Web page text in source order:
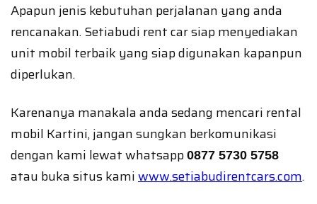
Apapun jenis kebutuhan perjalanan yang anda
rencanakan. Setiabudi rent car siap menyediakan
unit mobil terbaik yang siap digunakan kapanpun
diperlukan.
Karenanya manakala anda sedang mencari rental
mobil Kartini, jangan sungkan berkomunikasi
dengan kami lewat whatsapp 0877 5730 5758
atau buka situs kamiwww.setiabudirentcars.com.